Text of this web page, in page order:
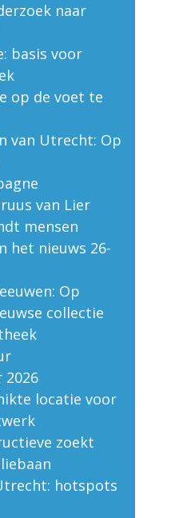
naar
basis voor
op de voet te
van Utrecht: Op
van Lier
mensen
het nieuws 26-
Op
collectie
2026
locatie voor
zoekt
hotspots